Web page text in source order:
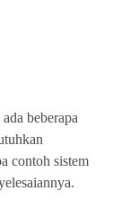
beberapa
contoh sistem